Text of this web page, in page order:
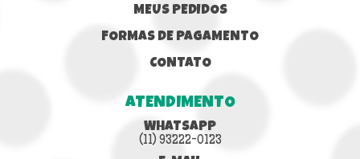
MEUS PEDIDOS
FORMAS DE PAGAMENTO
CONTATO
ATENDIMENTO
WHATSAPP
(11) 93222-0123